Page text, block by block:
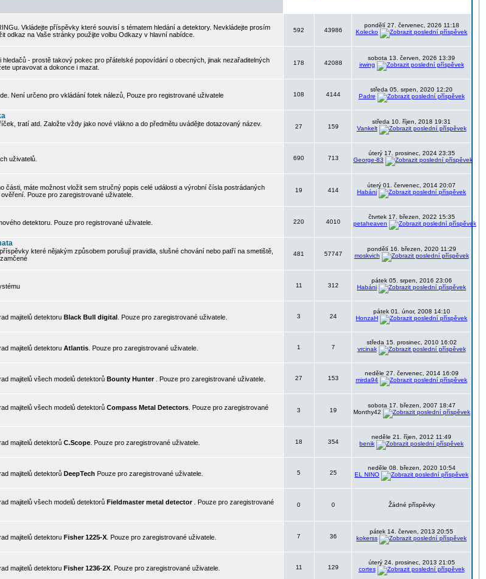
Vkládejte příspěvky které souvisí s tématem hledání a detektory. Nevkládejte prosím
odkaz na Vaše stránky použijte volbu Odkazy v hlavní nabídce.
592 43986
pondělí 27. červenec, 2026 11:18
Kolecko
- prostě takový pokec pro přátelské popovídání o obecných, jinak nezařaditelných
upravovat a dokonce i mazat.
178 42088
sobota 13. červen, 2026 13:39
irwing
Není určeno pro vkládání fotek nálezů, Pouze pro registrované uživatele 108 4144
středa 05. srpen, 2020 12:20
Padre
tratí atd. Založte vždy jako nové vlákno a do předmětu uvádějte dotazovaný název.
27 159
středa 10. říjen, 2018 19:31
Vankelt
uživatelů. 690 713
úterý 17. prosinec, 2024 23:35
George-83
části, máte možnost vložit sem stručný popis celé události a výrobní čísla postrádaných
Pouze pro zaregistrované uživatele.
19 414
úterý 01. červenec, 2014 20:07
Habáni
detektoru. Pouze pro registrované uživatele. 220 4010
čtvrtek 17. březen, 2022 15:35
petaheaven
které nějakým způsobem porušují pravidla, slušné chování nebo patří na smetiště,
481 57747
pondělí 16. březen, 2020 11:29
moskvich
11 312
pátek 05. srpen, 2016 23:06
Habáni
majitelů detektoru Black Bull digital . Pouze pro zaregistrované uživatele. 3 24
pátek 01. únor, 2008 14:10
HonzaH
majitelů detektoru Atlantis . Pouze pro zaregistrované uživatele. 1 7
středa 15. prosinec, 2010 16:02
vrcinak
majitelů všech modelů detektorů Bounty Hunter . Pouze pro zaregistrované uživatele. 27 153
neděle 27. červenec, 2014 16:09
mirda94
majitelů všech modelů detektorů Compass Metal Detectors . Pouze pro zaregistrované
3 19
sobota 17. březen, 2007 18:47
Monthy42
majitelů detektorů C.Scope . Pouze pro zaregistrované uživatele. 18 354
neděle 21. říjen, 2012 11:49
benik
majitelů detektorů DeepTech Pouze pro zaregistrované uživatele. 5 25
neděle 08. březen, 2020 10:54
EL NINO
majitelů všech modelů detektorů Fieldmaster metal detector. Pouze pro zaregistrované
0 0 Žádné příspěvky
majitelů detektoru Fisher 1225-X . Pouze pro zaregistrované uživatele. 7 36
pátek 14. červen, 2013 20:55
kokerss
majitelů detektoru Fisher 1236-2X . Pouze pro zaregistrované uživatele. 11 129
úterý 24. prosinec, 2013 21:05
cortes